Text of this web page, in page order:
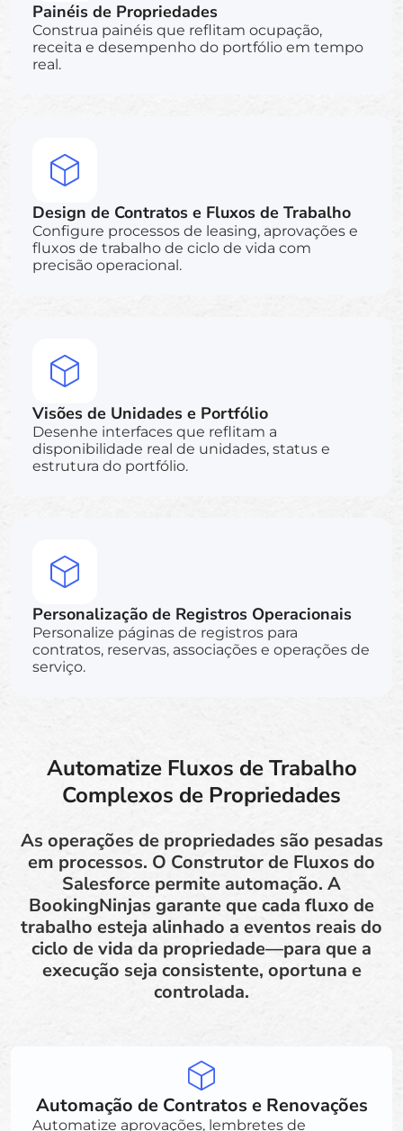
Painéis de Propriedades
Construa painéis que reflitam ocupação,
receita e desempenho do portfólio em tempo
real.
Design de Contratos e Fluxos de Trabalho
Configure processos de leasing, aprovações e
fluxos de trabalho de ciclo de vida com
precisão operacional.
Visões de Unidades e Portfólio
Desenhe interfaces que reflitam a
disponibilidade real de unidades, status e
estrutura do portfólio.
Personalização de Registros Operacionais
Personalize páginas de registros para
contratos, reservas, associações e operações de
serviço.
Automatize Fluxos de Trabalho
Complexos de Propriedades
As operações de propriedades são pesadas
em processos. O Construtor de Fluxos do
Salesforce permite automação. A
BookingNinjas garante que cada fluxo de
trabalho esteja alinhado a eventos reais do
ciclo de vida da propriedade—para que a
execução seja consistente, oportuna e
controlada.
Automação de Contratos e Renovações
Automatize aprovações, lembretes de